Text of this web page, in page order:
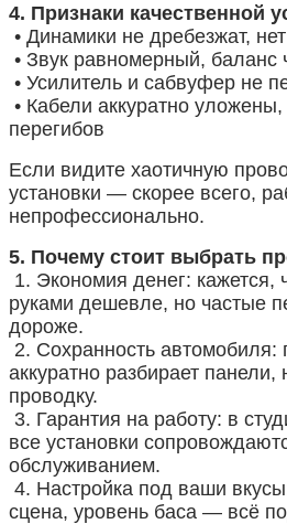
4. Признаки качественной
• Динамики не дребезжат,
• Звук равномерный, баланс
• Усилитель и сабвуфер не
• Кабели аккуратно
перегибов
Если видите хаотичную
установки — скорее всего,
непрофессионально.
5. Почему стоит выбрать
1. Экономия денег: кажется,
руками дешевле, но частые
дороже.
2. Сохранность автомобиля:
аккуратно разбирает
проводку.
3. Гарантия на работу: в
все установки
обслуживанием.
4. Настройка под ваши
сцена, уровень баса — всё